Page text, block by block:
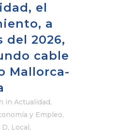
el
a
del 2026,
cable
Mallorca-
in Actualidad,
y Empleo,
D, Local,